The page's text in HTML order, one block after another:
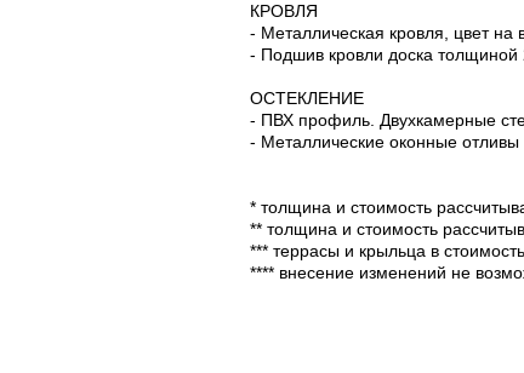
КРОВЛЯ
- Металлическая кровля, цвет на
- Подшив кровли доска толщиной
ОСТЕКЛЕНИЕ
- ПВХ профиль. Двухкамерные
- Металлические оконные отливы
* толщина и стоимость
** толщина и стоимость
*** террасы и крыльца в
**** внесение изменений не